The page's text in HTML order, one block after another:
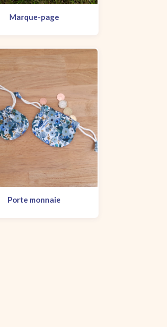
Marque-page
Porte monnaie